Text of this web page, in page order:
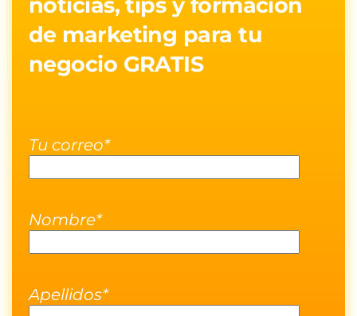
de marketing para tu
negocio GRATIS
Tu correo*
Nombre*
Apellidos*